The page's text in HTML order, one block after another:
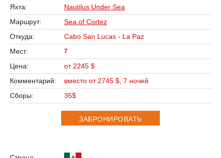
Nautilus Under Sea
Sea of Cortez
Cabo San Lucas - La Paz
7
от 2245 $
вместо от 2745 $, 7 ночей
35$
ЗАБРОНИРОВАТЬ